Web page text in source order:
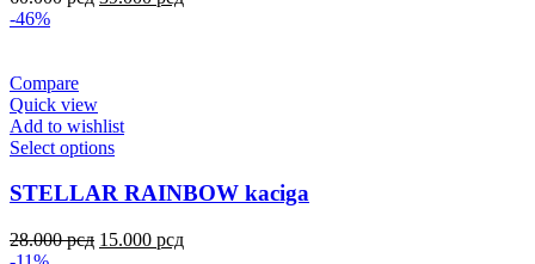
-46%
Compare
Quick view
Add to wishlist
Select options
STELLAR RAINBOW kaciga
28.000рсд 15.000 рсд